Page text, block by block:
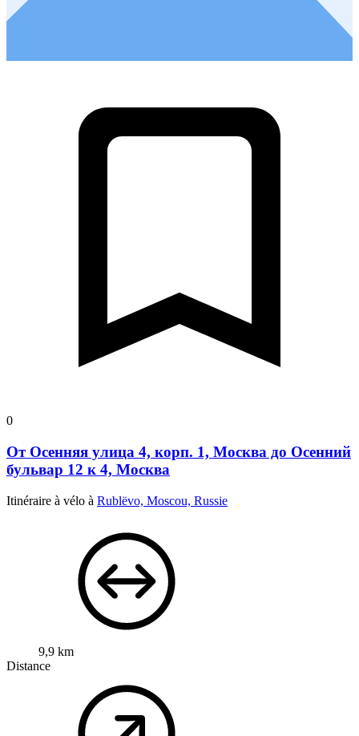
0
От Осенняя улица 4, корп. 1, Москва до Осенний
бульвар 12 к 4, Москва
Itinéraire à vélo à Rublëvo, Moscou, Russie
9,9 km
Distance